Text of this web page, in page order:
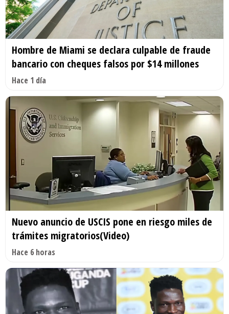
Hombre de Miami se declara culpable de fraude
bancario con cheques falsos por $14 millones
Hace 1 día
Nuevo anuncio de USCIS pone en riesgo miles de
trámites migratorios(Video)
Hace 6 horas